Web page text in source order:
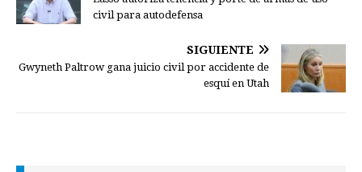
civil para autodefensa
SIGUIENTE
Gwyneth Paltrow gana juicio civil por accidente de
esquí en Utah